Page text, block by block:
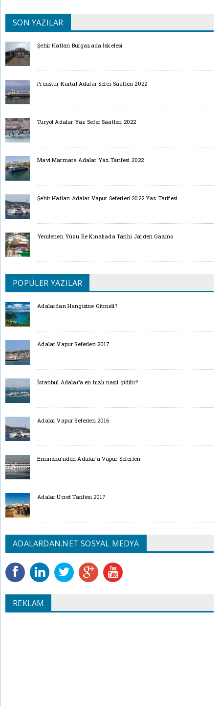
SON YAZILAR
Şehir Hatları Burgazada İskelesi
Prenstur Kartal Adalar Sefer Saatleri 2022
Turyol Adalar Yaz Sefer Saatleri 2022
Mavi Marmara Adalar Yaz Tarifesi 2022
Şehir Hatları Adalar Vapur Seferleri 2022 Yaz Tarifesi
Yenilenen Yüzü İle Kınalıada Tarihi Jarden Gazino
POPÜLER YAZILAR
Adalardan Hangisine Gitmeli?
Adalar Vapur Seferleri 2017
İstanbul Adalar’a en hızlı nasıl gidilir?
Adalar Vapur Seferleri 2016
Eminönü’nden Adalar’a Vapur Seferleri
Adalar Ücret Tarifesi 2017
ADALARDAN.NET SOSYAL MEDYA
REKLAM